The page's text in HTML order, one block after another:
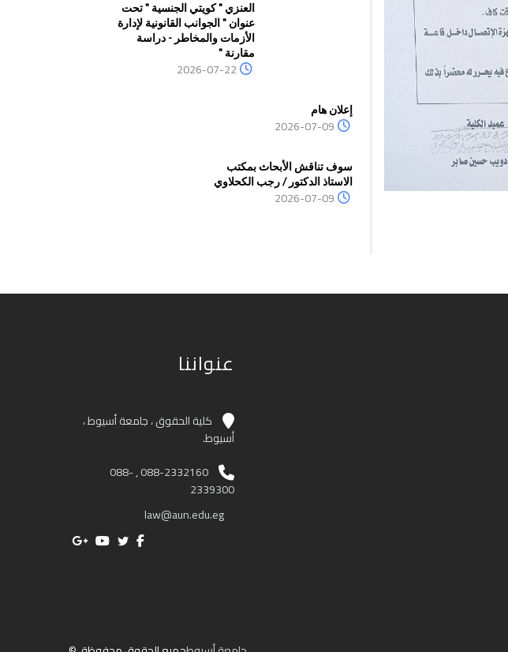
العنزي " كويتي الجنسية " تحت
عنوان " الجوانب القانونية لإدارة
الأزمات والمخاطر - دراسة
مقارنة "
2026-07-22
إعلان هام
2026-07-09
سوف تناقش الأبحاث بمكتب
الاستاذ الدكتور / رجب الكحلاوي
2026-07-09
عنواننا
كلية الحقوق ، جامعة أسيوط ،
أسيوط.
088-2332160 , 088-
2339300